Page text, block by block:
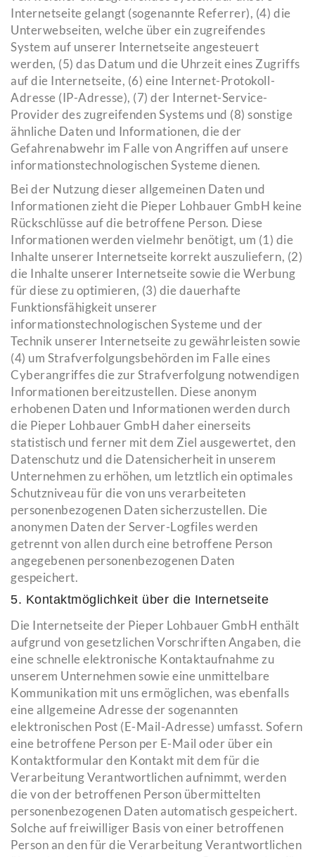
Internetseite gelangt (sogenannte Referrer), (4) die
Unterwebseiten, welche über ein zugreifendes
System auf unserer Internetseite angesteuert
werden, (5) das Datum und die Uhrzeit eines Zugriffs
auf die Internetseite, (6) eine Internet-Protokoll-
Adresse (IP-Adresse), (7) der Internet-Service-
Provider des zugreifenden Systems und (8) sonstige
ähnliche Daten und Informationen, die der
Gefahrenabwehr im Falle von Angriffen auf unsere
informationstechnologischen Systeme dienen.
Bei der Nutzung dieser allgemeinen Daten und
Informationen zieht die Pieper Lohbauer GmbH keine
Rückschlüsse auf die betroffene Person. Diese
Informationen werden vielmehr benötigt, um (1) die
Inhalte unserer Internetseite korrekt auszuliefern, (2)
die Inhalte unserer Internetseite sowie die Werbung
für diese zu optimieren, (3) die dauerhafte
Funktionsfähigkeit unserer
informationstechnologischen Systeme und der
Technik unserer Internetseite zu gewährleisten sowie
(4) um Strafverfolgungsbehörden im Falle eines
Cyberangriffes die zur Strafverfolgung notwendigen
Informationen bereitzustellen. Diese anonym
erhobenen Daten und Informationen werden durch
die Pieper Lohbauer GmbH daher einerseits
statistisch und ferner mit dem Ziel ausgewertet, den
Datenschutz und die Datensicherheit in unserem
Unternehmen zu erhöhen, um letztlich ein optimales
Schutzniveau für die von uns verarbeiteten
personenbezogenen Daten sicherzustellen. Die
anonymen Daten der Server-Logfiles werden
getrennt von allen durch eine betroffene Person
angegebenen personenbezogenen Daten
gespeichert.
5. Kontaktmöglichkeit über die Internetseite
Die Internetseite der Pieper Lohbauer GmbH enthält
aufgrund von gesetzlichen Vorschriften Angaben, die
eine schnelle elektronische Kontaktaufnahme zu
unserem Unternehmen sowie eine unmittelbare
Kommunikation mit uns ermöglichen, was ebenfalls
eine allgemeine Adresse der sogenannten
elektronischen Post (E-Mail-Adresse) umfasst. Sofern
eine betroffene Person per E-Mail oder über ein
Kontaktformular den Kontakt mit dem für die
Verarbeitung Verantwortlichen aufnimmt, werden
die von der betroffenen Person übermittelten
personenbezogenen Daten automatisch gespeichert.
Solche auf freiwilliger Basis von einer betroffenen
Person an den für die Verarbeitung Verantwortlichen